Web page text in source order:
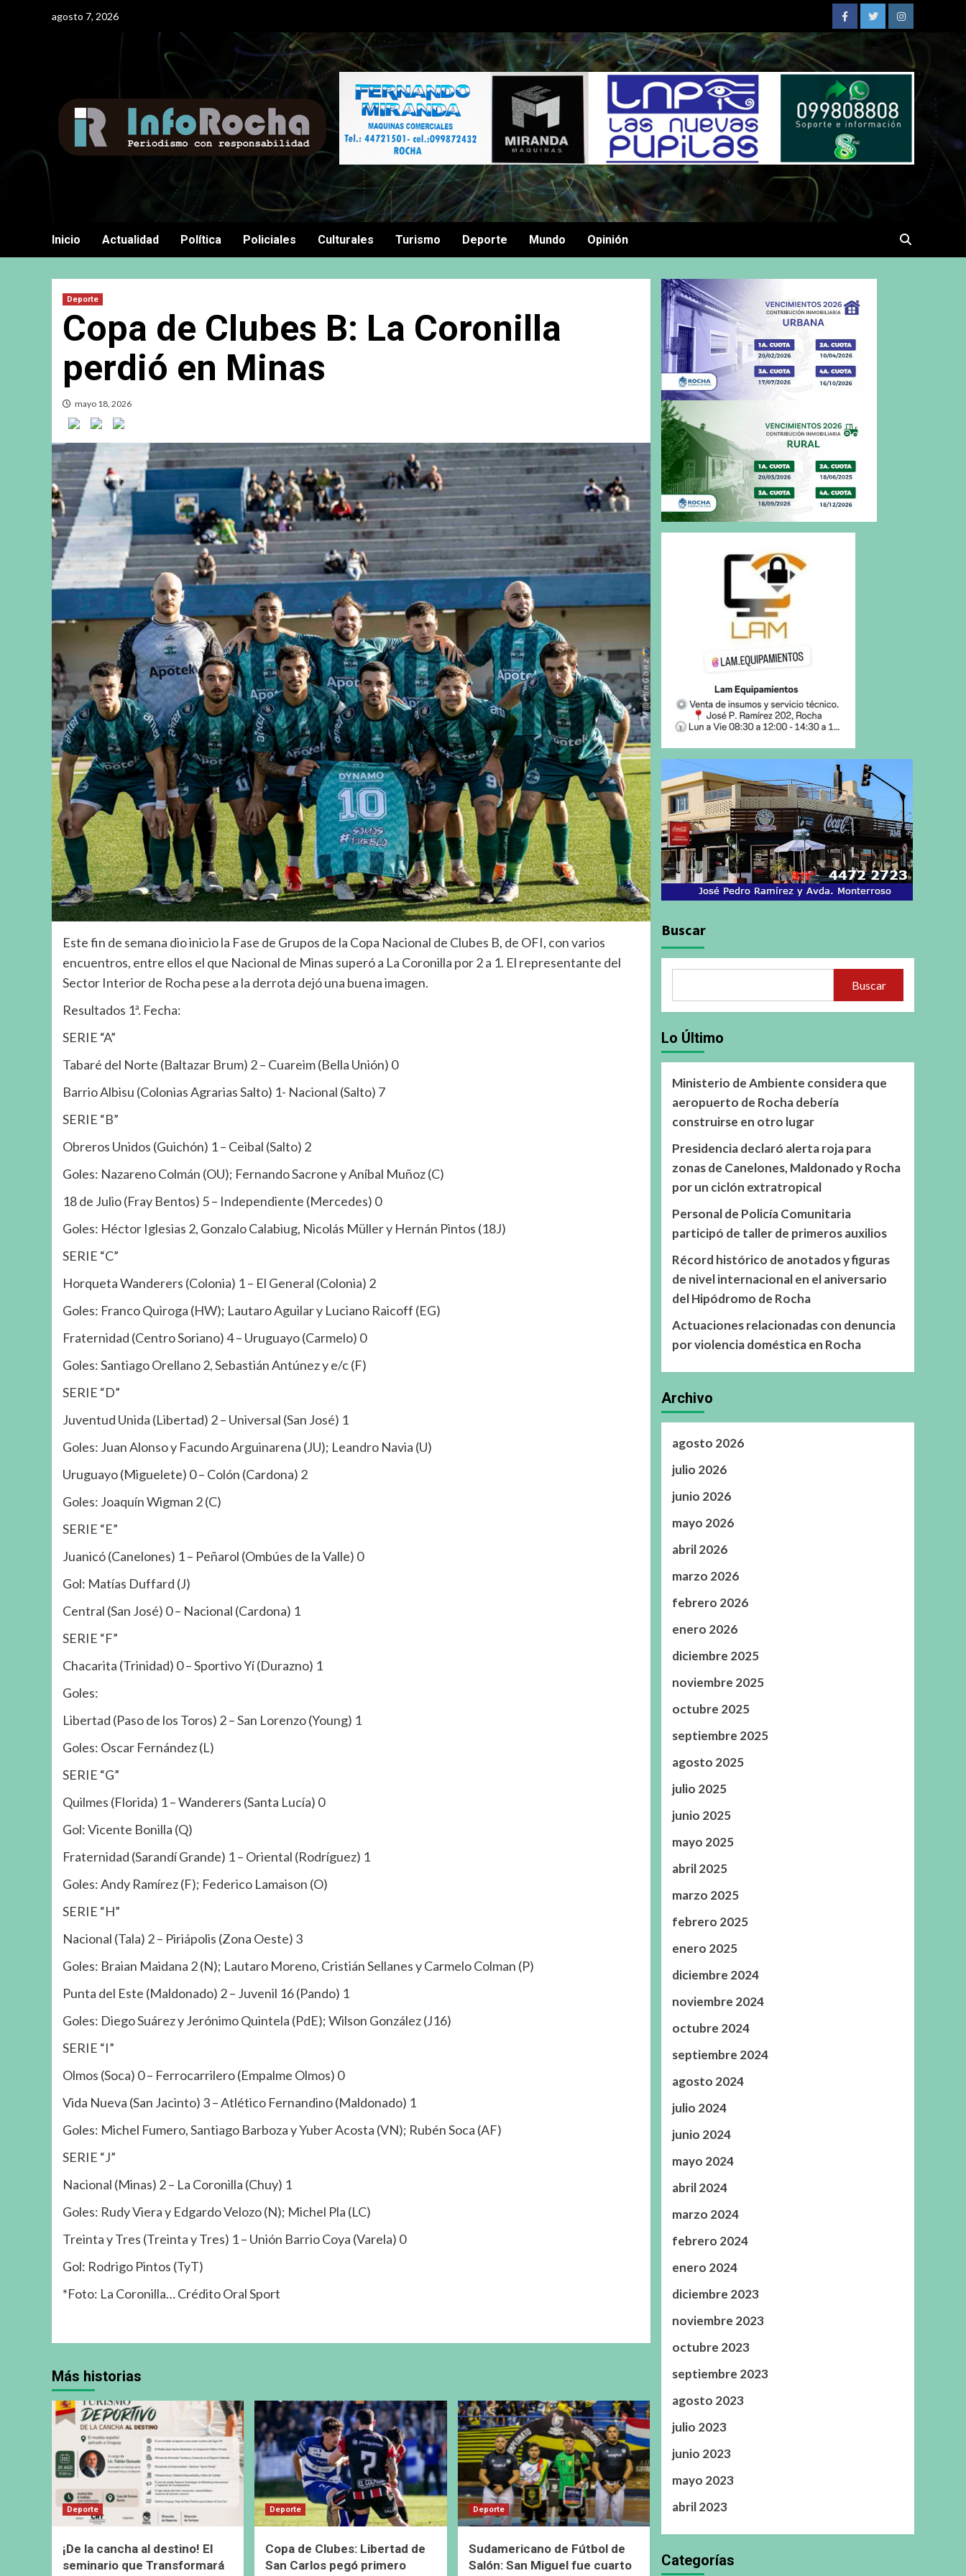
agosto 7, 2026
FacebookTwitterInstagram
Inicio Actualidad Política Policiales Culturales Turismo Deporte Mundo Opinión
Deporte
Copa de Clubes B: La Coronilla
perdió en Minas
mayo 18, 2026
Este fin de semana dio inicio la Fase de Grupos de la Copa Nacional de Clubes B, de OFI, con varios
encuentros, entre ellos el que Nacional de Minas superó a La Coronilla por 2 a 1. El representante del
Sector Interior de Rocha pese a la derrota dejó una buena imagen.
Resultados 1ª. Fecha:
SERIE “A”
Tabaré del Norte (Baltazar Brum) 2 – Cuareim (Bella Unión) 0
Barrio Albisu (Colonias Agrarias Salto) 1- Nacional (Salto) 7
SERIE “B”
Obreros Unidos (Guichón) 1 – Ceibal (Salto) 2
Goles: Nazareno Colmán (OU); Fernando Sacrone y Aníbal Muñoz (C)
18 de Julio (Fray Bentos) 5 – Independiente (Mercedes) 0
Goles: Héctor Iglesias 2, Gonzalo Calabiug, Nicolás Müller y Hernán Pintos (18J)
SERIE “C”
Horqueta Wanderers (Colonia) 1 – El General (Colonia) 2
Goles: Franco Quiroga (HW); Lautaro Aguilar y Luciano Raicoff (EG)
Fraternidad (Centro Soriano) 4 – Uruguayo (Carmelo) 0
Goles: Santiago Orellano 2, Sebastián Antúnez y e/c (F)
SERIE “D”
Juventud Unida (Libertad) 2 – Universal (San José) 1
Goles: Juan Alonso y Facundo Arguinarena (JU); Leandro Navia (U)
Uruguayo (Miguelete) 0 – Colón (Cardona) 2
Goles: Joaquín Wigman 2 (C)
SERIE “E”
Juanicó (Canelones) 1 – Peñarol (Ombúes de la Valle) 0
Gol: Matías Duffard (J)
Central (San José) 0 – Nacional (Cardona) 1
SERIE “F”
Chacarita (Trinidad) 0 – Sportivo Yí (Durazno) 1
Goles:
Libertad (Paso de los Toros) 2 – San Lorenzo (Young) 1
Goles: Oscar Fernández (L)
SERIE “G”
Quilmes (Florida) 1 – Wanderers (Santa Lucía) 0
Gol: Vicente Bonilla (Q)
Fraternidad (Sarandí Grande) 1 – Oriental (Rodríguez) 1
Goles: Andy Ramírez (F); Federico Lamaison (O)
SERIE “H”
Nacional (Tala) 2 – Piriápolis (Zona Oeste) 3
Goles: Braian Maidana 2 (N); Lautaro Moreno, Cristián Sellanes y Carmelo Colman (P)
Punta del Este (Maldonado) 2 – Juvenil 16 (Pando) 1
Goles: Diego Suárez y Jerónimo Quintela (PdE); Wilson González (J16)
SERIE “I”
Olmos (Soca) 0 – Ferrocarrilero (Empalme Olmos) 0
Vida Nueva (San Jacinto) 3 – Atlético Fernandino (Maldonado) 1
Goles: Michel Fumero, Santiago Barboza y Yuber Acosta (VN); Rubén Soca (AF)
SERIE “J”
Nacional (Minas) 2 – La Coronilla (Chuy) 1
Goles: Rudy Viera y Edgardo Velozo (N); Michel Pla (LC)
Treinta y Tres (Treinta y Tres) 1 – Unión Barrio Coya (Varela) 0
Gol: Rodrigo Pintos (TyT)
*Foto: La Coronilla… Crédito Oral Sport
Más historias
Deporte
¡De la cancha al destino! El
seminario que Transformará
Deporte
Copa de Clubes: Libertad de
San Carlos pegó primero
Deporte
Sudamericano de Fútbol de
Salón: San Miguel fue cuarto
Buscar
Buscar
Lo Último
Ministerio de Ambiente considera que
aeropuerto de Rocha debería
construirse en otro lugar
Presidencia declaró alerta roja para
zonas de Canelones, Maldonado y Rocha
por un ciclón extratropical
Personal de Policía Comunitaria
participó de taller de primeros auxilios
Récord histórico de anotados y figuras
de nivel internacional en el aniversario
del Hipódromo de Rocha
Actuaciones relacionadas con denuncia
por violencia doméstica en Rocha
Archivo
agosto 2026
julio 2026
junio 2026
mayo 2026
abril 2026
marzo 2026
febrero 2026
enero 2026
diciembre 2025
noviembre 2025
octubre 2025
septiembre 2025
agosto 2025
julio 2025
junio 2025
mayo 2025
abril 2025
marzo 2025
febrero 2025
enero 2025
diciembre 2024
noviembre 2024
octubre 2024
septiembre 2024
agosto 2024
julio 2024
junio 2024
mayo 2024
abril 2024
marzo 2024
febrero 2024
enero 2024
diciembre 2023
noviembre 2023
octubre 2023
septiembre 2023
agosto 2023
julio 2023
junio 2023
mayo 2023
abril 2023
Categorías